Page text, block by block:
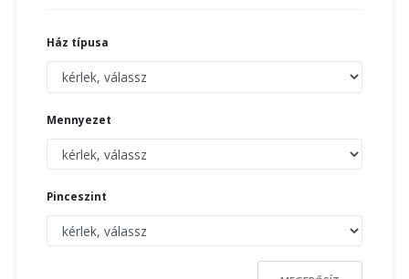
Ház típusa
Mennyezet
Pinceszint